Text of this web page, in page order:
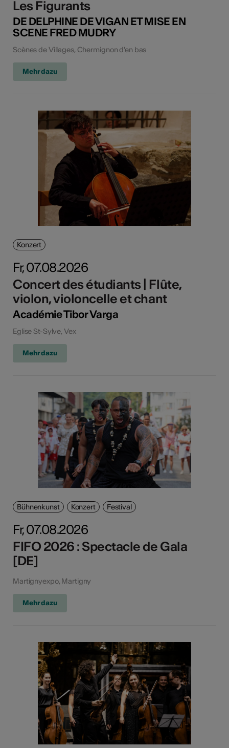
Les Figurants
DE DELPHINE DE VIGAN ET MISE EN
SCENE FRED MUDRY
Scènes de Villages, Chermignon d'en bas
Mehr dazu
Konzert
Fr, 07.08.2026
Concert des étudiants | Flûte,
violon, violoncelle et chant
Académie Tibor Varga
Eglise St-Sylve, Vex
Mehr dazu
Bühnenkunst Konzert Festival
Fr, 07.08.2026
FIFO 2026 : Spectacle de Gala
[DE]
Martignyexpo, Martigny
Mehr dazu